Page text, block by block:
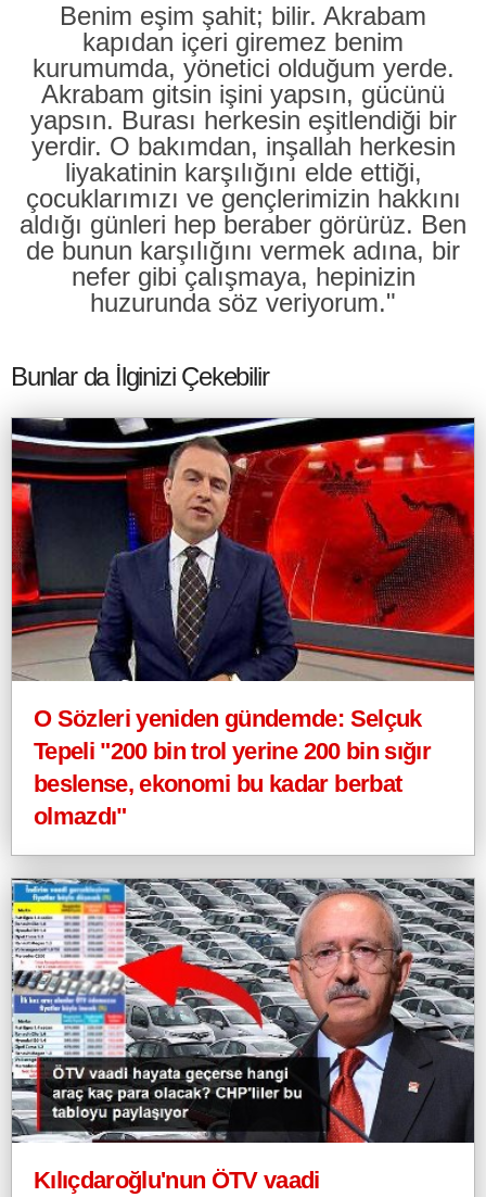
Benim eşim şahit; bilir. Akrabam
kapıdan içeri giremez benim
kurumumda, yönetici olduğum yerde.
Akrabam gitsin işini yapsın, gücünü
yapsın. Burası herkesin eşitlendiği bir
yerdir. O bakımdan, inşallah herkesin
liyakatinin karşılığını elde ettiği,
çocuklarımızı ve gençlerimizin hakkını
aldığı günleri hep beraber görürüz. Ben
de bunun karşılığını vermek adına, bir
nefer gibi çalışmaya, hepinizin
huzurunda söz veriyorum."
Bunlar da İlginizi Çekebilir
O Sözleri yeniden gündemde: Selçuk
Tepeli "200 bin trol yerine 200 bin sığır
beslense, ekonomi bu kadar berbat
olmazdı"
Kılıçdaroğlu'nun ÖTV vaadi